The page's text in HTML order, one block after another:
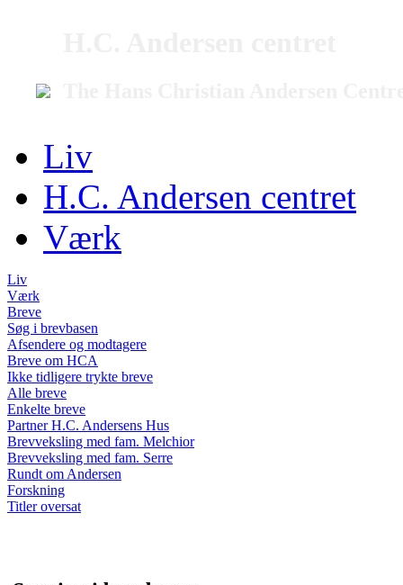
Liv
H.C. Andersen centret
Værk
Liv
Værk
Breve
Søg i brevbasen
Afsendere og modtagere
Breve om HCA
Ikke tidligere trykte breve
Alle breve
Enkelte breve
Partner H.C. Andersens Hus
Brevveksling med fam. Melchior
Brevveksling med fam. Serre
Rundt om Andersen
Forskning
Titler oversat